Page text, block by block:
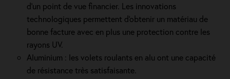
d'un point de vue financier. Les innovations
technologiques permettent d'obtenir un matériau de
bonne facture avec en plus une protection contre les
rayons UV.
Aluminium : les volets roulants en alu ont une capacité
de résistance très satisfaisante.